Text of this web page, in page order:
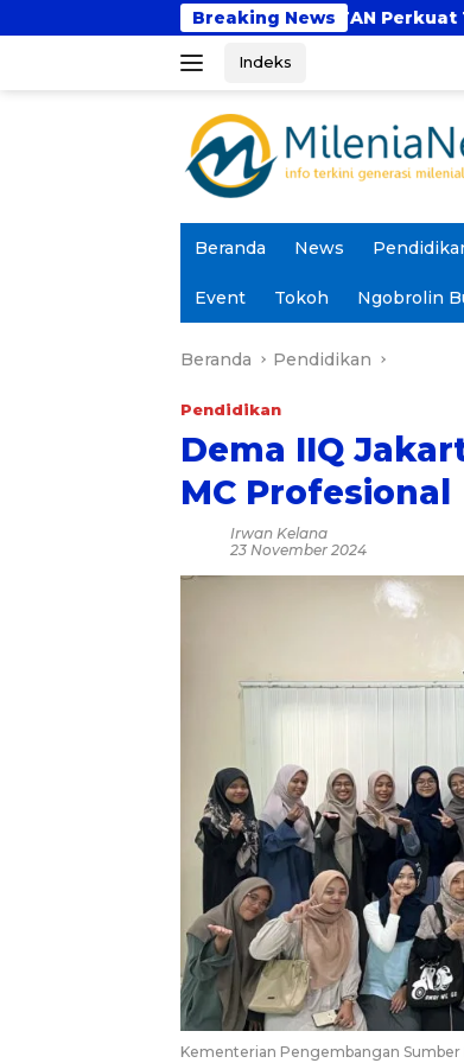
ke
Breaking News
UBSI dan UNTAN Perkuat Tri Dharma Lewat
Indeks
Beranda News
Event Tokoh Ngobrolin
Beranda Pendidikan
Pendidikan
Dema IIQ
MC Profesional
Irwan Kelana
23 November 2024
Kementerian Pengembangan Sumber